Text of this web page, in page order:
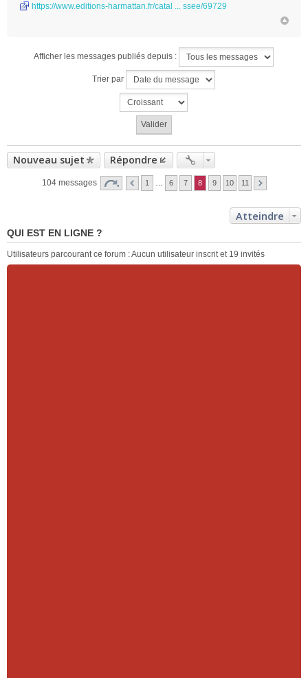
https://www.editions-harmattan.fr/catal ... ssee/69729
Afficher les messages publiés depuis :
Trier par
Nouveau sujet Répondre
104 messages 1 6 7 8 9 10 11
Atteindre
QUI EST EN LIGNE ?
Utilisateurs parcourant ce forum : Aucun utilisateur inscrit et 19 invités